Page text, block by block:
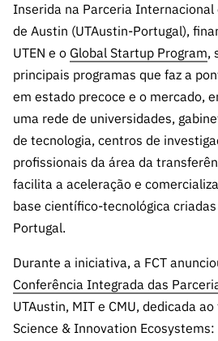
Inserida na Parceria Internacional
de Austin (UTAustin-Portugal),
UTEN e o Global Startup Program,
principais programas que faz a
em estado precoce e o mercado,
uma rede de universidades,
de tecnologia, centros de
profissionais da área da
facilita a aceleração e
base científico-tecnológica
Portugal.
Durante a iniciativa, a FCT
Conferência Integrada das
UTAustin, MIT e CMU, dedicada
Science & Innovation Ecosystems: